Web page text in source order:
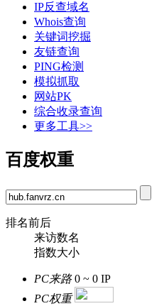
IP反查域名
Whois查询
关键词挖掘
友链查询
PING检测
模拟抓取
网站PK
综合收录查询
更多工具>>
百度权重
排名前后
来访数名
指数大小
PC来路 0 ~ 0 IP
PC权重